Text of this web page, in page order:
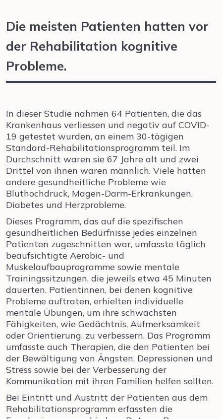
Die meisten Patienten hatten vor
der Rehabilitation kognitive
Probleme.
In dieser Studie nahmen 64 Patienten, die das
Krankenhaus verliessen und negativ auf COVID-
19 getestet wurden, an einem 30-tägigen
Standard-Rehabilitationsprogramm teil. Im
Durchschnitt waren sie 67 Jahre alt und zwei
Drittel von ihnen waren männlich. Viele hatten
andere gesundheitliche Probleme wie
Bluthochdruck, Magen-Darm-Erkrankungen,
Diabetes und Herzprobleme.
Dieses Programm, das auf die spezifischen
gesundheitlichen Bedürfnisse jedes einzelnen
Patienten zugeschnitten war, umfasste täglich
beaufsichtigte Aerobic- und
Muskelaufbauprogramme sowie mentale
Trainingssitzungen, die jeweils etwa 45 Minuten
dauerten. Patientinnen, bei denen kognitive
Probleme auftraten, erhielten individuelle
mentale Übungen, um ihre schwächsten
Fähigkeiten, wie Gedächtnis, Aufmerksamkeit
oder Orientierung, zu verbessern. Das Programm
umfasste auch Therapien, die den Patienten bei
der Bewältigung von Ängsten, Depressionen und
Stress sowie bei der Verbesserung der
Kommunikation mit ihren Familien helfen sollten.
Bei Eintritt und Austritt der Patienten aus dem
Rehabilitationsprogramm erfassten die